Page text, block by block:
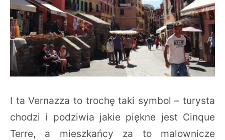
I ta Vernazza to trochę taki symbol – turysta
chodzi i podziwia jakie piękne jest Cinque
Terre, a mieszkańcy za to malownicze